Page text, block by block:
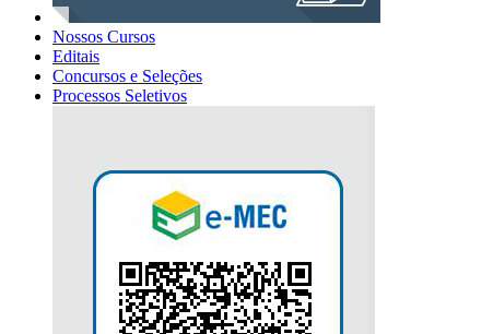
Nossos Cursos
Editais
Concursos e Seleções
Processos Seletivos